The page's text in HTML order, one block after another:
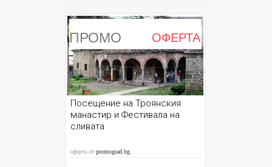
ПРОМО ОФЕРТА
Посещение на Троянския
манастир и Фестивала на
сливата
оферта отpromograd.bg